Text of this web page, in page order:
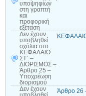
υποψηφίων
στη γραπτή
και
προφορική
εξέταση
Δεν έχουν
υποβληθεί
σχόλια στο
ΚΕΦΑΛΑΙΟ
ΣΤ΄ –
ΔΙΟΡΙΣΜΟΣ –
Άρθρο 25 –
Υποχρέωση
διορισμού
Δεν έχουν
Άρθρο 26